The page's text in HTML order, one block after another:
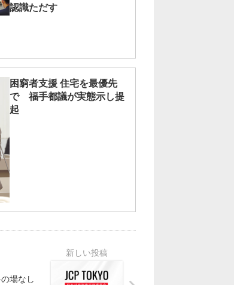
認識ただす
困窮者支援 住宅を最優先
で 福手都議が実態示し提
起